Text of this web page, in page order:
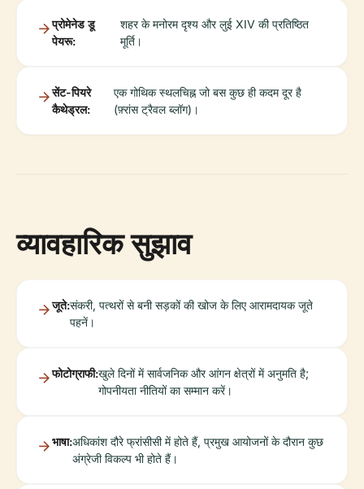
प्रोमेनेड डू
पेयरू:
शहर के मनोरम दृश्य और लुई XIV की प्रतिष्ठित
मूर्ति।
सेंट-पियरे
कैथेड्रल:
एक गोथिक स्थलचिह्न जो बस कुछ ही कदम दूर है
(फ़्रांस ट्रैवल ब्लॉग)।
व्यावहारिक सुझाव
जूते:संकरी, पत्थरों से बनी सड़कों की खोज के लिए आरामदायक जूते
पहनें।
फोटोग्राफी:खुले दिनों में सार्वजनिक और आंगन क्षेत्रों में अनुमति है;
गोपनीयता नीतियों का सम्मान करें।
भाषा:अधिकांश दौरे फ्रांसीसी में होते हैं, प्रमुख आयोजनों के दौरान कुछ
अंग्रेजी विकल्प भी होते हैं।